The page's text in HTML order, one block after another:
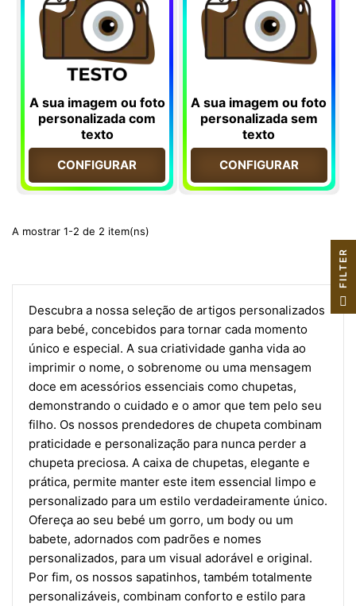
A sua imagem ou foto
personalizada com
texto
CONFIGURAR
A sua imagem ou foto
personalizada sem
texto
CONFIGURAR
A mostrar 1-2 de 2 item(ns)
Descubra a nossa seleção de artigos personalizados
para bebé, concebidos para tornar cada momento
único e especial. A sua criatividade ganha vida ao
imprimir o nome, o sobrenome ou uma mensagem
doce em acessórios essenciais como chupetas,
demonstrando o cuidado e o amor que tem pelo seu
filho. Os nossos prendedores de chupeta combinam
praticidade e personalização para nunca perder a
chupeta preciosa. A caixa de chupetas, elegante e
prática, permite manter este item essencial limpo e
personalizado para um estilo verdadeiramente único.
Ofereça ao seu bebé um gorro, um body ou um
babete, adornados com padrões e nomes
personalizados, para um visual adorável e original.
Por fim, os nossos sapatinhos, também totalmente
personalizáveis, combinam conforto e estilo para
R